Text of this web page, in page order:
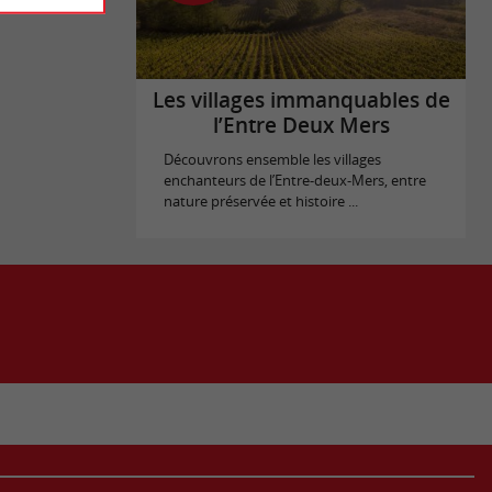
Les villages immanquables de
l’Entre Deux Mers
Découvrons ensemble les villages
enchanteurs de l’Entre-deux-Mers, entre
nature préservée et histoire ...